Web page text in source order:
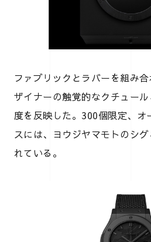
ファブリックとラバーを組み
ザイナーの触覚的なクチュー
度を反映した。300個限定、オ
スには、ヨウジヤマモトのシ
れている。